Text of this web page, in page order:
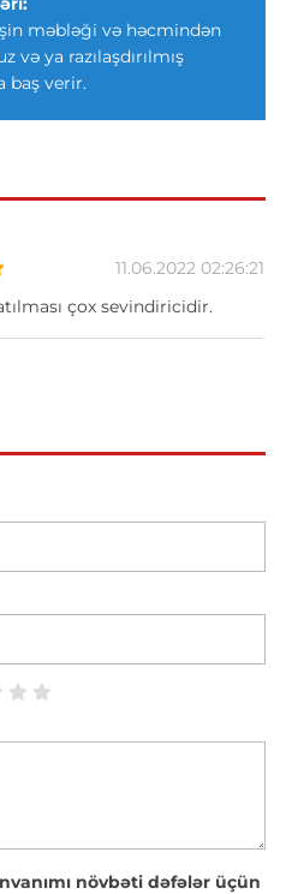
məbləği və həcmindən
və ya razılaşdırılmış
baş verir.
11.06.2022 02:26:21
çox sevindiricidir.
növbəti dəfələr üçün